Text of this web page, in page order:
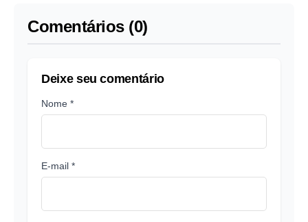
Comentários (0)
Deixe seu comentário
Nome *
E-mail *